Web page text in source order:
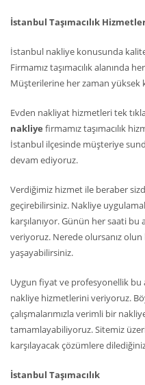
İstanbul Taşımacılık
İstanbul nakliye konusunda
Firmamız taşımacılık alanında
Müşterilerine her zaman
Evden nakliyat hizmetleri tek
nakliye firmamız taşımacılık
İstanbul ilçesinde müşteriye
devam ediyoruz.
Verdiğimiz hizmet ile beraber
geçirebilirsiniz. Nakliye
karşılanıyor. Günün her saati
veriyoruz. Nerede olursanız
yaşayabilirsiniz.
Uygun fiyat ve profesyonellik bu
nakliye hizmetlerini veriyoruz.
çalışmalarımızla verimli bir
tamamlayabiliyoruz. Sitemiz
karşılayacak çözümlere
İstanbul Taşımacılık